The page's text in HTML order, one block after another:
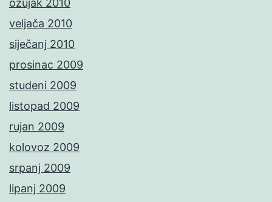
ožujak 2010
veljača 2010
siječanj 2010
prosinac 2009
studeni 2009
listopad 2009
rujan 2009
kolovoz 2009
srpanj 2009
lipanj 2009